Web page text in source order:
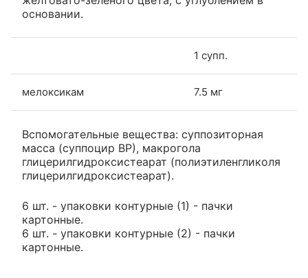
основании.
1 супп.
мелоксикам 7.5 мг
Вспомогательные вещества: суппозиторная
масса (суппоцир ВР), макрогола
глицерилгидроксистеарат (полиэтиленгликоля
глицерилгидроксистеарат).
6 шт. - упаковки контурные (1) - пачки
картонные.
6 шт. - упаковки контурные (2) - пачки
картонные.